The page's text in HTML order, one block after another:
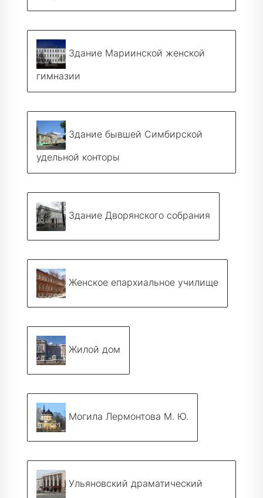
Здание Мариинской женской
гимназии
Здание бывшей Симбирской
удельной конторы
Здание Дворянского собрания
Женское епархиальное училище
Жилой дом
Могила Лермонтова М. Ю.
Ульяновский драматический